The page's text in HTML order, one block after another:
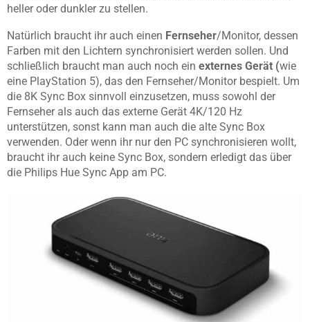
heller oder dunkler zu stellen.
Natürlich braucht ihr auch einen Fernseher/Monitor, dessen
Farben mit den Lichtern synchronisiert werden sollen. Und
schließlich braucht man auch noch ein externes Gerät (wie
eine PlayStation 5), das den Fernseher/Monitor bespielt. Um
die 8K Sync Box sinnvoll einzusetzen, muss sowohl der
Fernseher als auch das externe Gerät 4K/120 Hz
unterstützen, sonst kann man auch die alte Sync Box
verwenden. Oder wenn ihr nur den PC synchronisieren wollt,
braucht ihr auch keine Sync Box, sondern erledigt das über
die Philips Hue Sync App am PC.